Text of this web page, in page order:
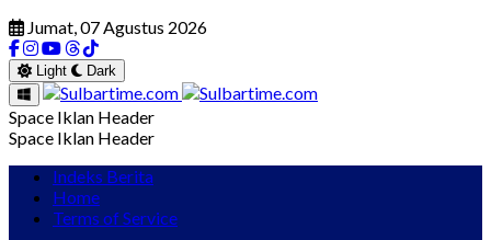
Jumat, 07 Agustus 2026
Light Dark
Space Iklan Header
Space Iklan Header
Indeks Berita
Home
Terms of Service